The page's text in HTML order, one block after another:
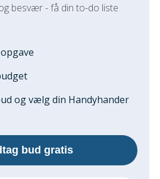
besvær - få din to-do liste
og vælg din Handyhander
bud gratis